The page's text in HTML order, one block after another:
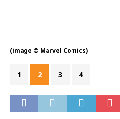
(image © Marvel Comics)
1 2 3 4